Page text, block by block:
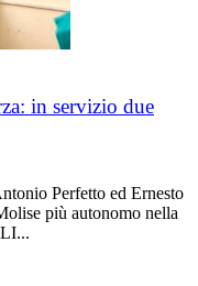
in servizio due
Perfetto ed Ernesto
più autonomo nella